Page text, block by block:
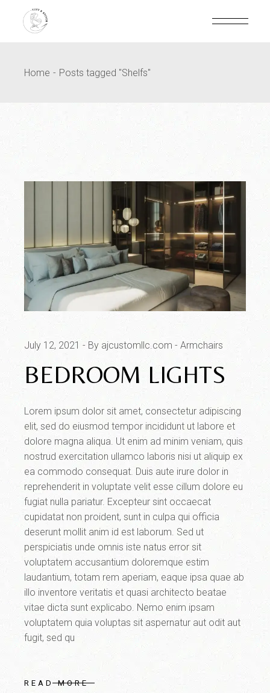
Home Posts tagged "Shelfs"
July 12, 2021 By ajcustomllc.com Armchairs
BEDROOM LIGHTS
Lorem ipsum dolor sit amet, consectetur adipiscing
elit, sed do eiusmod tempor incididunt ut labore et
dolore magna aliqua. Ut enim ad minim veniam, quis
nostrud exercitation ullamco laboris nisi ut aliquip ex
ea commodo consequat. Duis aute irure dolor in
reprehenderit in voluptate velit esse cillum dolore eu
fugiat nulla pariatur. Excepteur sint occaecat
cupidatat non proident, sunt in culpa qui officia
deserunt mollit anim id est laborum. Sed ut
perspiciatis unde omnis iste natus error sit
voluptatem accusantium doloremque estim
laudantium, totam rem aperiam, eaque ipsa quae ab
illo inventore veritatis et quasi architecto beatae
vitae dicta sunt explicabo. Nemo enim ipsam
voluptatem quia voluptas sit aspernatur aut odit aut
fugit, sed qu
READ MORE